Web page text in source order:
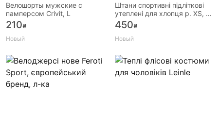
Велошорты мужские с
памперсом Crivit, L
210₴
Новый
Штани спортивні підліткові
утеплені для хлопця р. XS, S,
M
450₴
Новый